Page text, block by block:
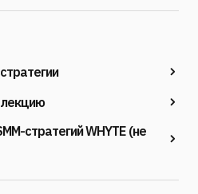
лекцию
стратегий WHYTE (не